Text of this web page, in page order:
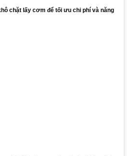
chặt lấy cơm để tối ưu chi phí và năng